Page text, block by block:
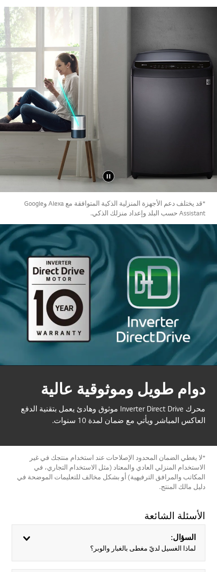
*قد يختلف دعم الأجهزة المنزلية الذكية المتوافقة مع Alexa وGoogle
Assistant حسب البلد وإعداد منزلك الذكي.
دوام طويل وموثوقية عالية
محرك Inverter Direct Drive موثوق وهادئ يعمل بتقنية الدفع
العاكس المباشر ويأتي مع ضمان لمدة 10 سنوات.
*لا يغطي الضمان المحدود الإصلاحات عند استخدام منتجك في غير
الاستخدام المنزلي العادي والمعتاد (مثل الاستخدام التجاري، في
المكاتب والمرافق الترفيهية) أو بشكل مخالف للتعليمات الموضحة في
دليل مالك المنتج.
الأسئلة الشائعة
السؤال:
لماذا الغسيل لديّ مغطى بالغبار والوبر؟